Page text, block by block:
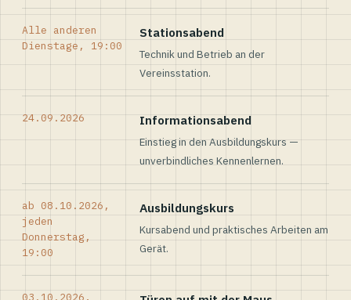
Alle anderen
Dienstage, 19:00
Stationsabend
Technik und Betrieb an der
Vereinsstation.
24.09.2026 Informationsabend
Einstieg in den Ausbildungskurs —
unverbindliches Kennenlernen.
ab 08.10.2026,
jeden
Donnerstag,
19:00
Ausbildungskurs
Kursabend und praktisches Arbeiten am
Gerät.
03.10.2026,